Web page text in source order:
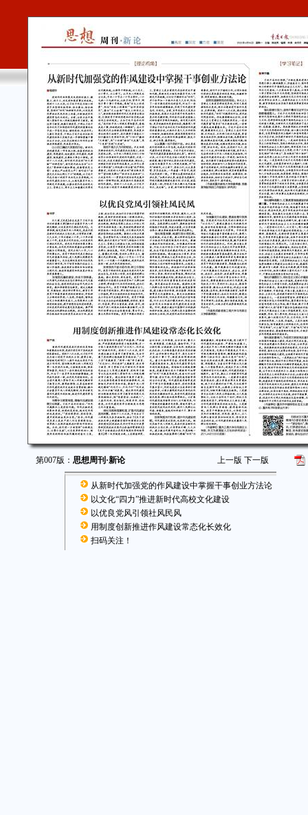
第007版： 思想周刊·新论 上一版 下一版
从新时代加强党的作风建设中掌握干事创业方法论
以文化“四力”推进新时代高校文化建设
以优良党风引领社风民风
用制度创新推进作风建设常态化长效化
扫码关注！